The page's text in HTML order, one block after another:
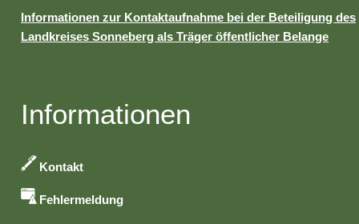
Informationen zur Kontaktaufnahme bei der Beteiligung des
Landkreises Sonneberg als Träger öffentlicher Belange
Informationen
Kontakt
Fehlermeldung